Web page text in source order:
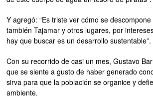
Y agregó: “Es triste ver cómo se
también Tajamar y otros lugares, por
hay que buscar es un desarrollo sustentable”.
Con su recorrido de casi un mes, Gustavo
que se siente a gusto de haber generado
sirva para que la población se organice y
ambiente.